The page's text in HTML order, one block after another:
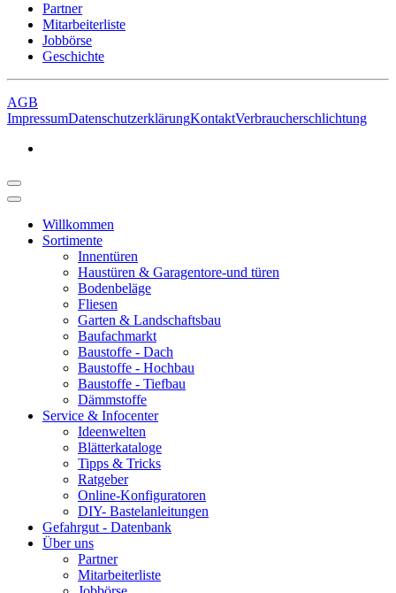
Partner
Mitarbeiterliste
Jobbörse
Geschichte
AGB
ImpressumDatenschutzerklärungKontaktVerbraucherschlichtung
Willkommen
Sortimente
Innentüren
Haustüren & Garagentore-und türen
Bodenbeläge
Fliesen
Garten & Landschaftsbau
Baufachmarkt
Baustoffe - Dach
Baustoffe - Hochbau
Baustoffe - Tiefbau
Dämmstoffe
Service & Infocenter
Ideenwelten
Blätterkataloge
Tipps & Tricks
Ratgeber
Online-Konfiguratoren
DIY- Bastelanleitungen
Gefahrgut - Datenbank
Über uns
Partner
Mitarbeiterliste